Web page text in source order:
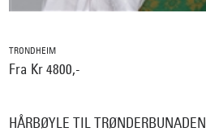
TRONDHEIM
Fra Kr 4800,-
HÅRBØYLE TIL TRØNDERBUNADEN